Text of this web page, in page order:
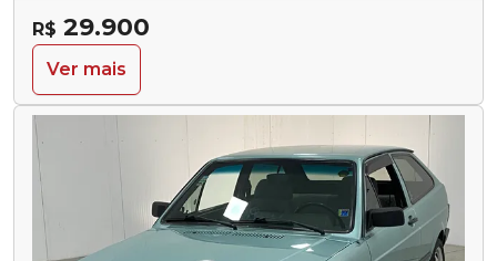
R$ 29.900
Ver mais